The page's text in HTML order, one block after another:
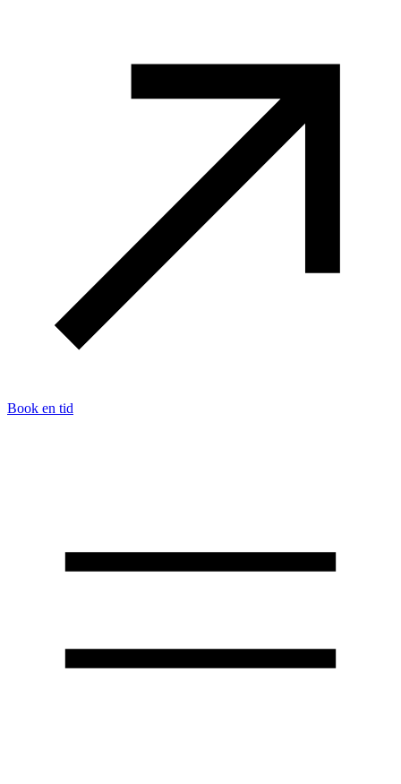
Book en tid